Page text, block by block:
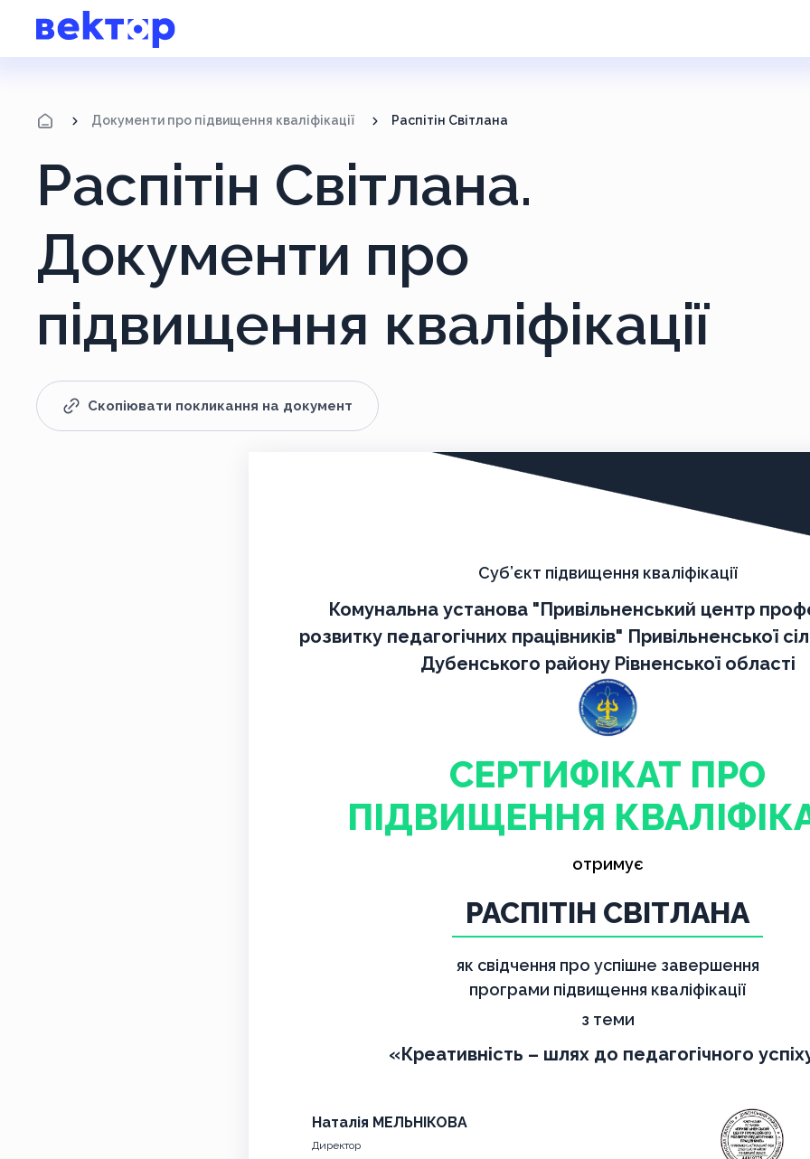
Документи про підвищення кваліфікації Распітін Світлана
Распітін Світлана.
Документи про
підвищення кваліфікації
Скопіювати покликання на документ
Суб’єкт підвищення кваліфікації
Комунальна установа "Привільненський центр
розвитку педагогічних працівників" Привільненської
Дубенського району Рівненської області
СЕРТИФІКАТ ПРО
ПІДВИЩЕННЯ
отримує
РАСПІТІН СВІТЛАНА
як свідчення про успішне завершення
програми підвищення кваліфікації
з теми
«Креативність – шлях до педагогічного
Наталія МЕЛЬНІКОВА
Директор